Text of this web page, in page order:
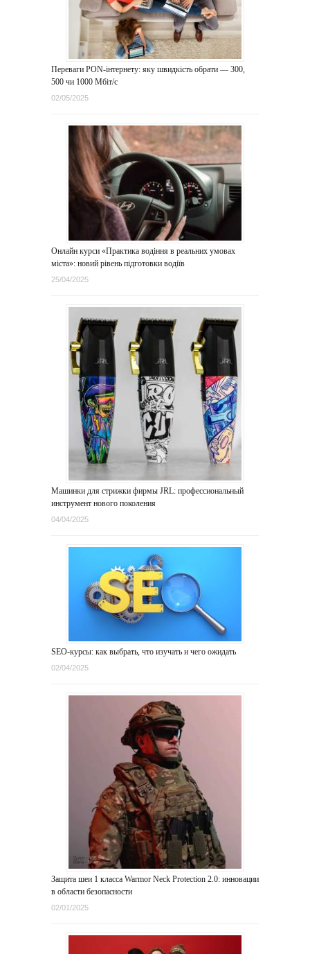
Переваги PON-інтернету: яку швидкість обрати — 300,
500 чи 1000 Мбіт/с
02/05/2025
Онлайн курси «Практика водіння в реальних умовах
міста»: новий рівень підготовки водіїв
25/04/2025
Машинки для стрижки фирмы JRL: профессиональный
инструмент нового поколения
04/04/2025
SEO-курсы: как выбрать, что изучать и чего ожидать
02/04/2025
Защита шеи 1 класса Warmor Neck Protection 2.0: инновации
в области безопасности
02/01/2025